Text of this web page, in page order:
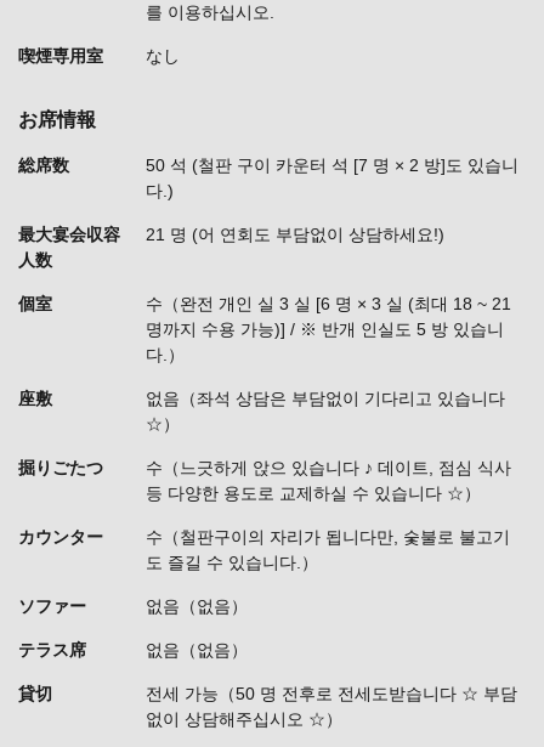
를 이용하십시오.
喫煙専用室 なし
お席情報
総席数
50 석 (철판 구이 카운터 석 [7 명 × 2 방]도 있습니
다.)
最大宴会収容
人数
21 명 (어 연회도 부담없이 상담하세요!)
個室
수（완전 개인 실 3 실 [6 명 × 3 실 (최대 18 ~ 21
명까지 수용 가능)] / ※ 반개 인실도 5 방 있습니
다.）
座敷
없음（좌석 상담은 부담없이 기다리고 있습니다
☆）
掘りごたつ
수（느긋하게 앉으 있습니다 ♪ 데이트, 점심 식사
등 다양한 용도로 교제하실 수 있습니다 ☆）
カウンター
수（철판구이의 자리가 됩니다만, 숯불로 불고기
도 즐길 수 있습니다.）
ソファー 없음（없음）
テラス席 없음（없음）
貸切
전세 가능（50 명 전후로 전세도받습니다 ☆ 부담
없이 상담해주십시오 ☆）